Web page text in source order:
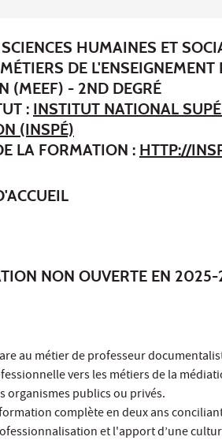
HUMAINES ET
DE
(MEEF) - 2ND DEGRÉ
: INSTITUT NATIONAL
(INSPÉ)
LA FORMATION : HTTP://
NON OUVERTE EN
au métier de professeur
vers les métiers de la
organismes publics ou privés.
complète en deux ans
et l'apport d’une